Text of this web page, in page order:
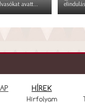
avatt...
HÍREK
Hírfolyam